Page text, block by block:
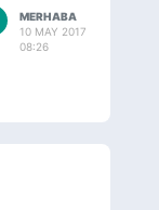
MERHABA
10 MAY 2017
08:26